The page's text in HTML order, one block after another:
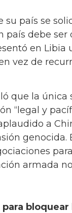
país se
país debe ser
en Libia
vez de
que la única
“legal y
a
genocida.
armada